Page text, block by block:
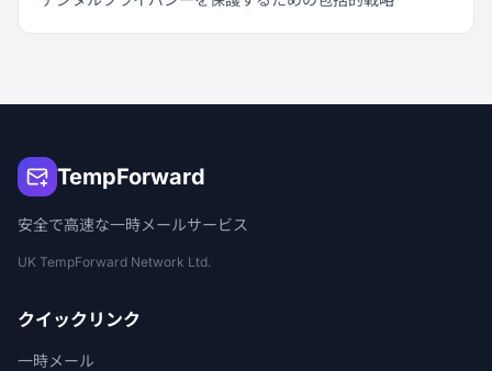
TempForward
安全で高速な一時メールサービス
UK TempForward Network Ltd.
クイックリンク
一時メール